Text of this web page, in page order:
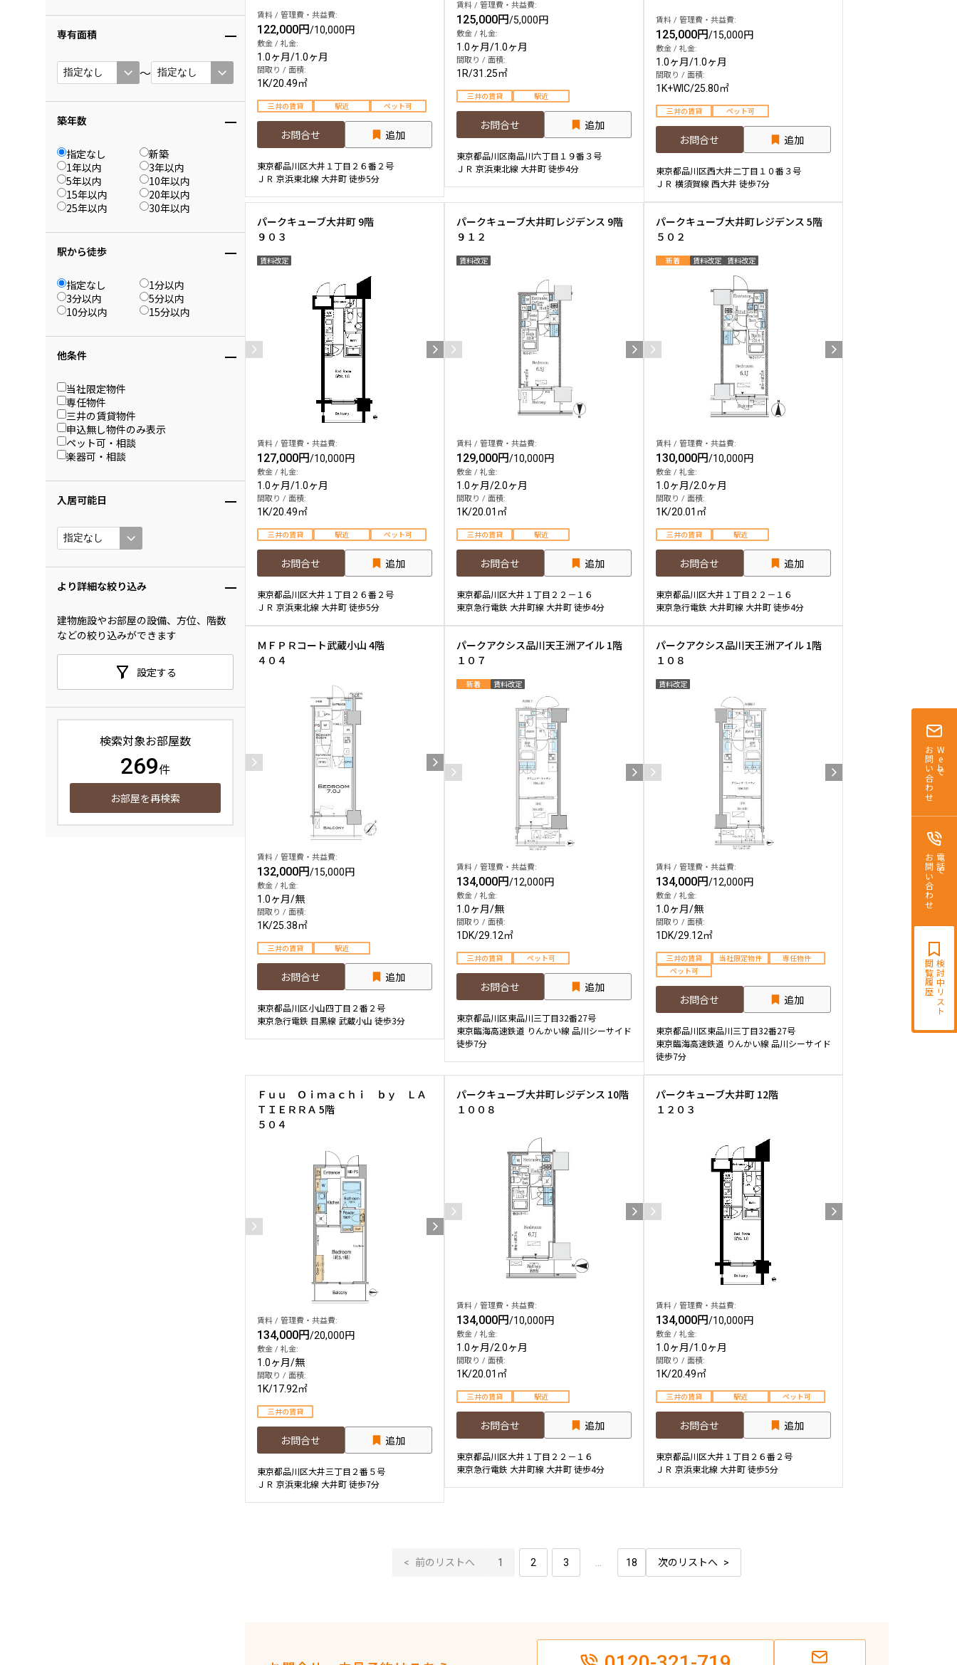
Webで
お問い合わせ
電話で
お問い合わせ
検討中リスト
閲覧履歴
専有面積
〜
築年数
指定なし
新築
1年以内
3年以内
5年以内
10年以内
15年以内
20年以内
25年以内
30年以内
駅から徒歩
指定なし
1分以内
3分以内
5分以内
10分以内
15分以内
他条件
当社限定物件
専任物件
三井の賃貸物件
申込無し物件のみ表示
ペット可・相談
楽器可・相談
入居可能日
より詳細な絞り込み
建物施設やお部屋の設備、方位、階数
などの絞り込みができます
設定する
検索対象お部屋数
269件
お部屋を再検索
賃料 / 管理費・共益費:
122,000円/10,000円
敷金 / 礼金:
1.0ヶ月/1.0ヶ月
間取り / 面積:
1K/20.49㎡
三井の賃貸 駅近 ペット可
お問合せ 追加
東京都品川区大井１丁目２６番２号
ＪＲ 京浜東北線 大井町 徒歩5分
賃料 / 管理費・共益費:
125,000円/5,000円
敷金 / 礼金:
1.0ヶ月/1.0ヶ月
間取り / 面積:
1R/31.25㎡
三井の賃貸 駅近
お問合せ 追加
東京都品川区南品川六丁目１９番３号
ＪＲ 京浜東北線 大井町 徒歩4分
賃料 / 管理費・共益費:
125,000円/15,000円
敷金 / 礼金:
1.0ヶ月/1.0ヶ月
間取り / 面積:
1K+WIC/25.80㎡
三井の賃貸 ペット可
お問合せ 追加
東京都品川区西大井二丁目１０番３号
ＪＲ 横須賀線 西大井 徒歩7分
パークキューブ大井町 9階
９０３
賃料改定
賃料 / 管理費・共益費:
127,000円/10,000円
敷金 / 礼金:
1.0ヶ月/1.0ヶ月
間取り / 面積:
1K/20.49㎡
三井の賃貸 駅近 ペット可
お問合せ 追加
東京都品川区大井１丁目２６番２号
ＪＲ 京浜東北線 大井町 徒歩5分
パークキューブ大井町レジデンス 9階
９１２
賃料改定
賃料 / 管理費・共益費:
129,000円/10,000円
敷金 / 礼金:
1.0ヶ月/2.0ヶ月
間取り / 面積:
1K/20.01㎡
三井の賃貸 駅近
お問合せ 追加
東京都品川区大井１丁目２２－１６
東京急行電鉄 大井町線 大井町 徒歩4分
パークキューブ大井町レジデンス 5階
５０２
新着 賃料改定 賃料改定
賃料 / 管理費・共益費:
130,000円/10,000円
敷金 / 礼金:
1.0ヶ月/2.0ヶ月
間取り / 面積:
1K/20.01㎡
三井の賃貸 駅近
お問合せ 追加
東京都品川区大井１丁目２２－１６
東京急行電鉄 大井町線 大井町 徒歩4分
ＭＦＰＲコート武蔵小山 4階
４０４
賃料 / 管理費・共益費:
132,000円/15,000円
敷金 / 礼金:
1.0ヶ月/無
間取り / 面積:
1K/25.38㎡
三井の賃貸 駅近
お問合せ 追加
東京都品川区小山四丁目２番２号
東京急行電鉄 目黒線 武蔵小山 徒歩3分
パークアクシス品川天王洲アイル 1階
１０７
新着 賃料改定
賃料 / 管理費・共益費:
134,000円/12,000円
敷金 / 礼金:
1.0ヶ月/無
間取り / 面積:
1DK/29.12㎡
三井の賃貸 ペット可
お問合せ 追加
東京都品川区東品川三丁目32番27号
東京臨海高速鉄道 りんかい線 品川シーサイド
徒歩7分
パークアクシス品川天王洲アイル 1階
１０８
賃料改定
賃料 / 管理費・共益費:
134,000円/12,000円
敷金 / 礼金:
1.0ヶ月/無
間取り / 面積:
1DK/29.12㎡
三井の賃貸 当社限定物件
専任物件
ペット可
お問合せ 追加
東京都品川区東品川三丁目32番27号
東京臨海高速鉄道 りんかい線 品川シーサイド
徒歩7分
Ｆｕｕ Ｏｉｍａｃｈｉ ｂｙ ＬＡ
ＴＩＥＲＲＡ 5階
５０４
賃料 / 管理費・共益費:
134,000円/20,000円
敷金 / 礼金:
1.0ヶ月/無
間取り / 面積:
1K/17.92㎡
三井の賃貸
お問合せ 追加
東京都品川区大井三丁目２番５号
ＪＲ 京浜東北線 大井町 徒歩7分
パークキューブ大井町レジデンス 10階
１００８
賃料 / 管理費・共益費:
134,000円/10,000円
敷金 / 礼金:
1.0ヶ月/2.0ヶ月
間取り / 面積:
1K/20.01㎡
三井の賃貸 駅近
お問合せ 追加
東京都品川区大井１丁目２２－１６
東京急行電鉄 大井町線 大井町 徒歩4分
パークキューブ大井町 12階
１２０３
賃料 / 管理費・共益費:
134,000円/10,000円
敷金 / 礼金:
1.0ヶ月/1.0ヶ月
間取り / 面積:
1K/20.49㎡
三井の賃貸 駅近 ペット可
お問合せ 追加
東京都品川区大井１丁目２６番２号
ＪＲ 京浜東北線 大井町 徒歩5分
前のリストへ 1 2 3 ... 18 次のリストへ